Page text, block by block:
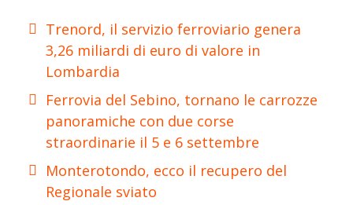
Trenord, il servizio ferroviario genera
3,26 miliardi di euro di valore in
Lombardia
Ferrovia del Sebino, tornano le carrozze
panoramiche con due corse
straordinarie il 5 e 6 settembre
Monterotondo, ecco il recupero del
Regionale sviato